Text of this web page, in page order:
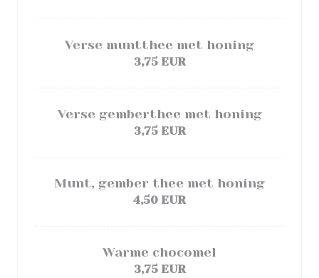
Verse muntthee met honing
3,75 EUR
Verse gemberthee met honing
3,75 EUR
Munt, gember thee met honing
4,50 EUR
Warme chocomel
3,75 EUR